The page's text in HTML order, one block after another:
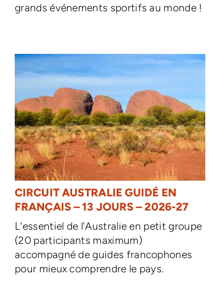
grands événements sportifs au monde !
CIRCUIT AUSTRALIE GUIDÉ EN
FRANÇAIS – 13 JOURS – 2026-27
L'essentiel de l'Australie en petit groupe
(20 participants maximum)
accompagné de guides francophones
pour mieux comprendre le pays.